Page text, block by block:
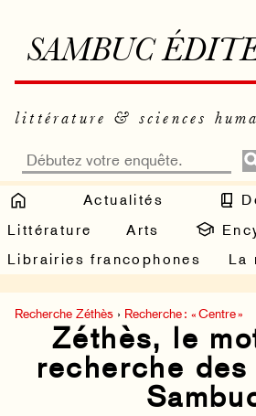
SAMBUC
littérature & sciences
Actualités
Littérature
Arts
Librairies francophones
La
Recherche Zéthès › Recherche : « Centre »
Zéthès, le
recherche